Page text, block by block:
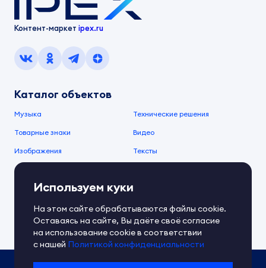
Контент-маркет ipex.ru
Каталог объектов
Музыка Технические решения
Товарные знаки Видео
Изображения Тексты
О компании
О сервисе
Документы IPEX Справочный центр
Контакты Обратная связь
Политика IPEX по обработке ПД
Используем куки
На этом сайте обрабатываются файлы cookie.
Оставаясь на сайте, Вы даёте своё согласие
на использование cookie в соответствии
с нашей Политикой конфиденциальности